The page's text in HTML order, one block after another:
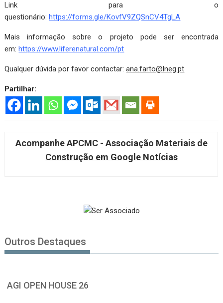
Link para o
questionário:https://forms.gle/KovfV9ZQSnCV4TgLA
Mais informação sobre o projeto pode ser encontrada
em:https://www.liferenatural.com/pt
Qualquer dúvida por favor contactar:ana.farto@lneg.pt
Partilhar:
Acompanhe APCMC - Associação Materiais de
Construção em Google Notícias
Outros Destaques
AGI OPEN HOUSE 26